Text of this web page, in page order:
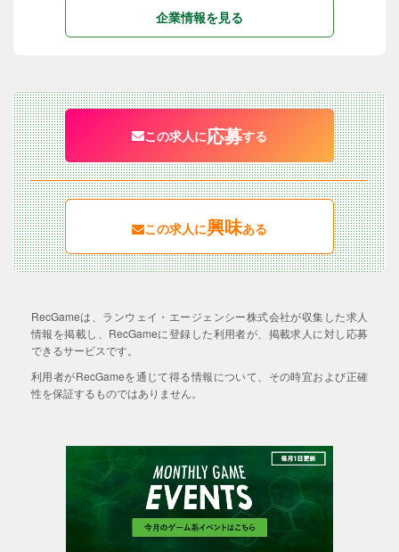
企業情報を見る
この求人に応募する
この求人に興味ある
RecGameは、ランウェイ・エージェンシー株式会社が収集した求人
情報を掲載し、RecGameに登録した利用者が、掲載求人に対し応募
できるサービスです。
利用者がRecGameを通じて得る情報について、その時宜および正確
性を保証するものではありません。